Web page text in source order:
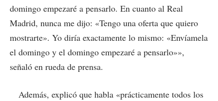
domingo empezaré a pensarlo. En cuanto al Real
Madrid, nunca me dijo: «Tengo una oferta que quiero
mostrarte». Yo diría exactamente lo mismo: «Envíamela
el domingo y el domingo empezaré a pensarlo»»,
señaló en rueda de prensa.
Además, explicó que habla «prácticamente todos los